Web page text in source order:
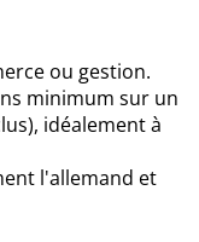
ou gestion.
minimum sur un
idéalement à
l'allemand et